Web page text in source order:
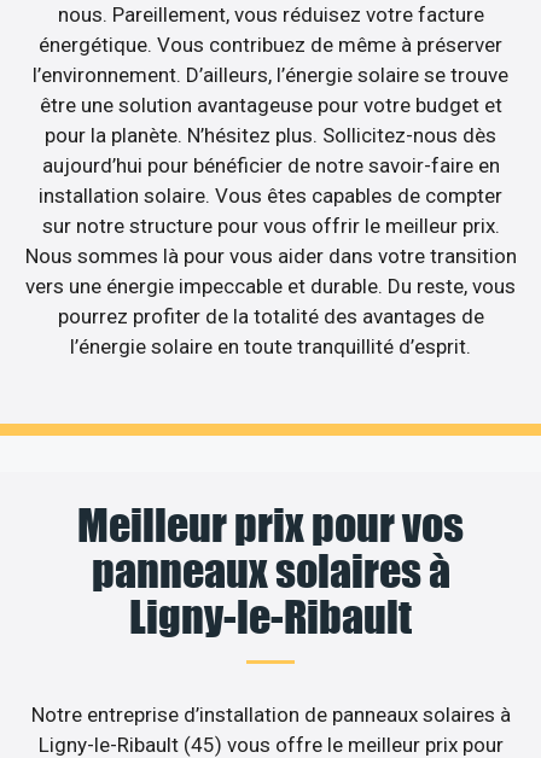
nous. Pareillement, vous réduisez votre facture
énergétique. Vous contribuez de même à préserver
l’environnement. D’ailleurs, l’énergie solaire se trouve
être une solution avantageuse pour votre budget et
pour la planète. N’hésitez plus. Sollicitez-nous dès
aujourd’hui pour bénéficier de notre savoir-faire en
installation solaire. Vous êtes capables de compter
sur notre structure pour vous offrir le meilleur prix.
Nous sommes là pour vous aider dans votre transition
vers une énergie impeccable et durable. Du reste, vous
pourrez profiter de la totalité des avantages de
l’énergie solaire en toute tranquillité d’esprit.
Meilleur prix pour vos
panneaux solaires à
Ligny-le-Ribault
Notre entreprise d’installation de panneaux solaires à
Ligny-le-Ribault (45) vous offre le meilleur prix pour